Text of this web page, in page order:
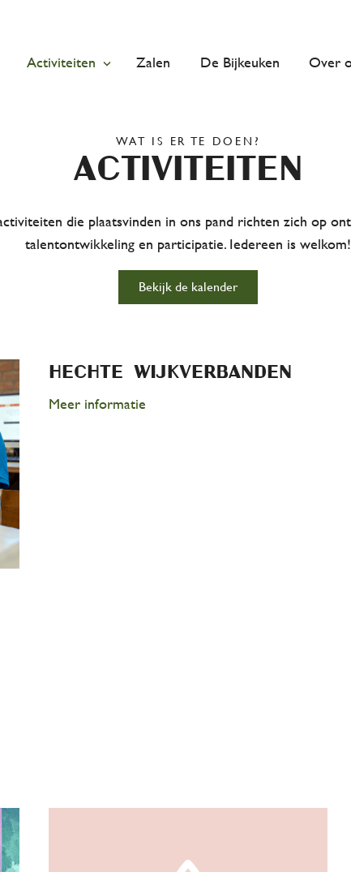
Activiteiten Zalen De Bijkeuken Over
WAT IS ER TE DOEN?
Activiteiten
die plaatsvinden in ons pand richten zich op
talentontwikkeling en participatie. Iedereen is welkom!
Bekijk de kalender
hechte wijkverbanden
Meer informatie